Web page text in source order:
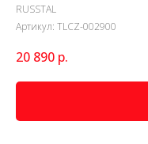
RUSSTAL
Артикул: TLCZ-002900
20 890 р.